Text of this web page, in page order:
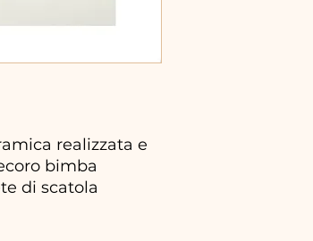
realizzata e
bimba
di scatola